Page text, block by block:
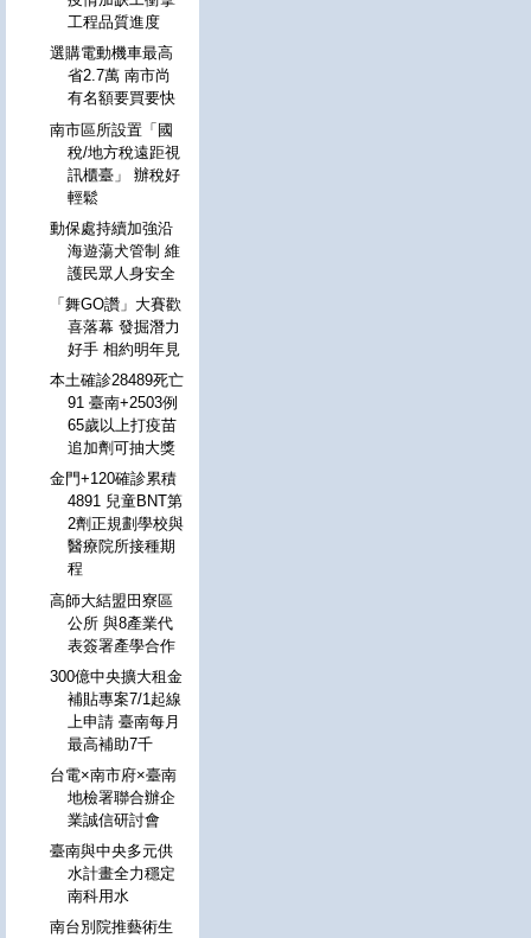
工程品質進度
選購電動機車最高
省2.7萬 南市尚
有名額要買要快
南市區所設置「國
稅/地方稅遠距視
訊櫃臺」 辦稅好
輕鬆
動保處持續加強沿
海遊蕩犬管制 維
護民眾人身安全
「舞GO讚」大賽歡
喜落幕 發掘潛力
好手 相約明年見
本土確診28489死亡
91 臺南+2503例
65歲以上打疫苗
追加劑可抽大獎
金門+120確診累積
4891 兒童BNT第
2劑正規劃學校與
醫療院所接種期
程
高師大結盟田寮區
公所 與8產業代
表簽署產學合作
300億中央擴大租金
補貼專案7/1起線
上申請 臺南每月
最高補助7千
台電×南市府×臺南
地檢署聯合辦企
業誠信研討會
臺南與中央多元供
水計畫全力穩定
南科用水
南台別院推藝術生